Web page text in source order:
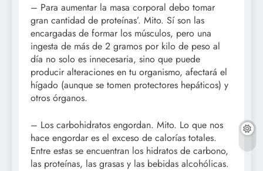
– Para aumentar la masa corporal debo tomar
gran cantidad de proteínas’. Mito. Sí son las
encargadas de formar los músculos, pero una
ingesta de más de 2 gramos por kilo de peso al
día no solo es innecesaria, sino que puede
producir alteraciones en tu organismo, afectará el
hígado (aunque se tomen protectores hepáticos) y
otros órganos.
– Los carbohidratos engordan. Mito. Lo que nos
hace engordar es el exceso de calorías totales.
Entre estas se encuentran los hidratos de carbono,
las proteínas, las grasas y las bebidas alcohólicas.